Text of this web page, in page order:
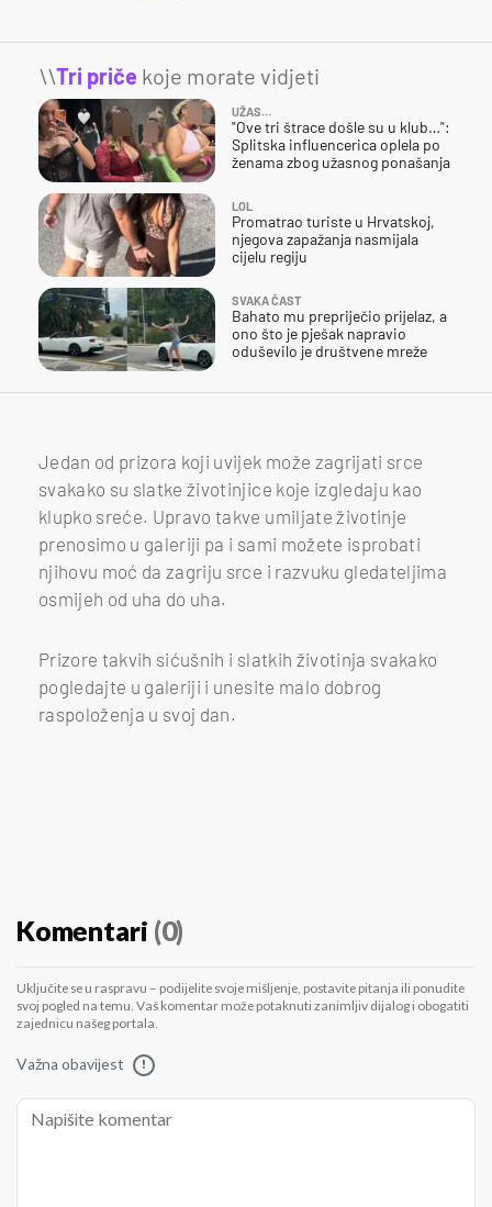
\\Tri priče koje morate vidjeti
UŽAS…
"Ove tri štrace došle su u klub…":
Splitska influencerica oplela po
ženama zbog užasnog ponašanja
LOL
Promatrao turiste u Hrvatskoj,
njegova zapažanja nasmijala
cijelu regiju
SVAKA ČAST
Bahato mu prepriječio prijelaz, a
ono što je pješak napravio
oduševilo je društvene mreže
Jedan od prizora koji uvijek može zagrijati srce
svakako su slatke životinjice koje izgledaju kao
klupko sreće. Upravo takve umiljate životinje
prenosimo u galeriji pa i sami možete isprobati
njihovu moć da zagriju srce i razvuku gledateljima
osmijeh od uha do uha.
Prizore takvih sićušnih i slatkih životinja svakako
pogledajte u galeriji i unesite malo dobrog
raspoloženja u svoj dan.
Komentari (0)
Uključite se u raspravu – podijelite svoje mišljenje, postavite pitanja ili ponudite
svoj pogled na temu. Vaš komentar može potaknuti zanimljiv dijalog i obogatiti
zajednicu našeg portala.
Važna obavijest !